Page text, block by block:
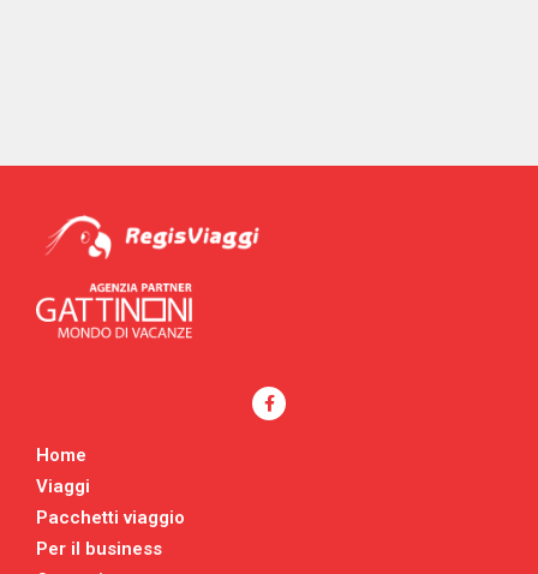
Home
Viaggi
Pacchetti viaggio
Per il business